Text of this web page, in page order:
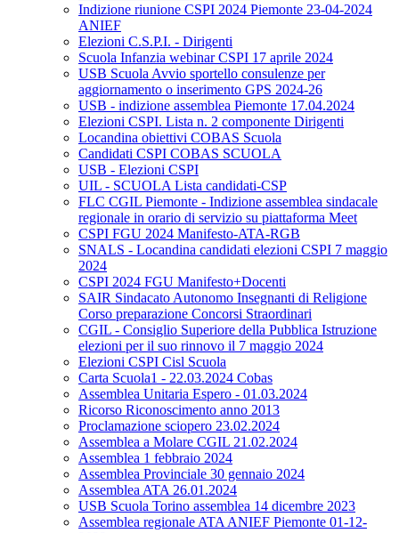
Indizione riunione CSPI 2024 Piemonte 23-04-2024
ANIEF
Elezioni C.S.P.I. - Dirigenti
Scuola Infanzia webinar CSPI 17 aprile 2024
USB Scuola Avvio sportello consulenze per
aggiornamento o inserimento GPS 2024-26
USB - indizione assemblea Piemonte 17.04.2024
Elezioni CSPI. Lista n. 2 componente Dirigenti
Locandina obiettivi COBAS Scuola
Candidati CSPI COBAS SCUOLA
USB - Elezioni CSPI
UIL - SCUOLA Lista candidati-CSP
FLC CGIL Piemonte - Indizione assemblea sindacale
regionale in orario di servizio su piattaforma Meet
CSPI FGU 2024 Manifesto-ATA-RGB
SNALS - Locandina candidati elezioni CSPI 7 maggio
2024
CSPI 2024 FGU Manifesto+Docenti
SAIR Sindacato Autonomo Insegnanti di Religione
Corso preparazione Concorsi Straordinari
CGIL - Consiglio Superiore della Pubblica Istruzione
elezioni per il suo rinnovo il 7 maggio 2024
Elezioni CSPI Cisl Scuola
Carta Scuola1 - 22.03.2024 Cobas
Assemblea Unitaria Espero - 01.03.2024
Ricorso Riconoscimento anno 2013
Proclamazione sciopero 23.02.2024
Assemblea a Molare CGIL 21.02.2024
Assemblea 1 febbraio 2024
Assemblea Provinciale 30 gennaio 2024
Assemblea ATA 26.01.2024
USB Scuola Torino assemblea 14 dicembre 2023
Assemblea regionale ATA ANIEF Piemonte 01-12-